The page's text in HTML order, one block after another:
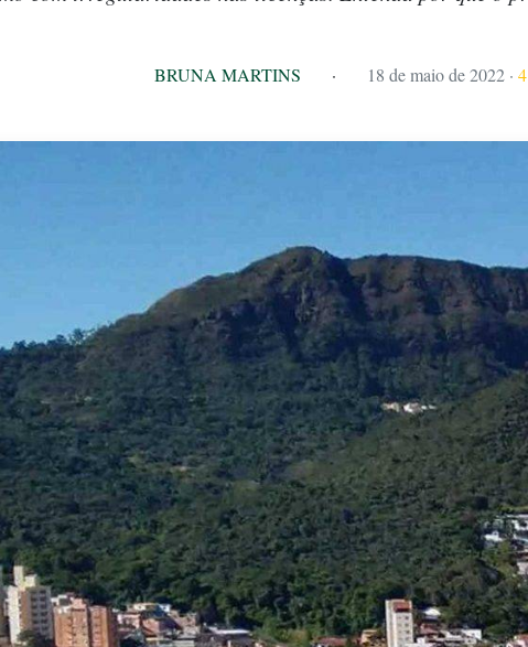
BRUNA MARTINS · 18 de maio de 2022 ·